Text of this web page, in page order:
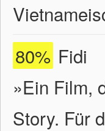
80% Fidi
»Ein Film,
Story. Für